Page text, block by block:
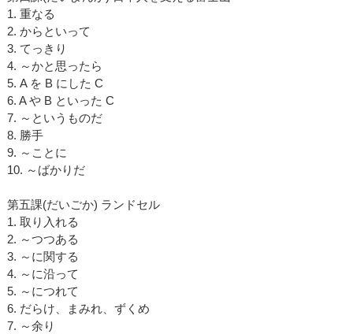
1. 重なる
2. からといって
3. てっきり
4. ～かと思ったら
5. A を B にした C
6. A や B といった C
7. ～というものだ
8. 勝手
9. ～ことに
10. ～ばかりだ
第五課(だいごか) ランドセル
1. 取り入れる
2. ～つつある
3. ～に関する
4. ～に沿って
5. ～につれて
6. だらけ、まみれ、ずくめ
7. ～余り